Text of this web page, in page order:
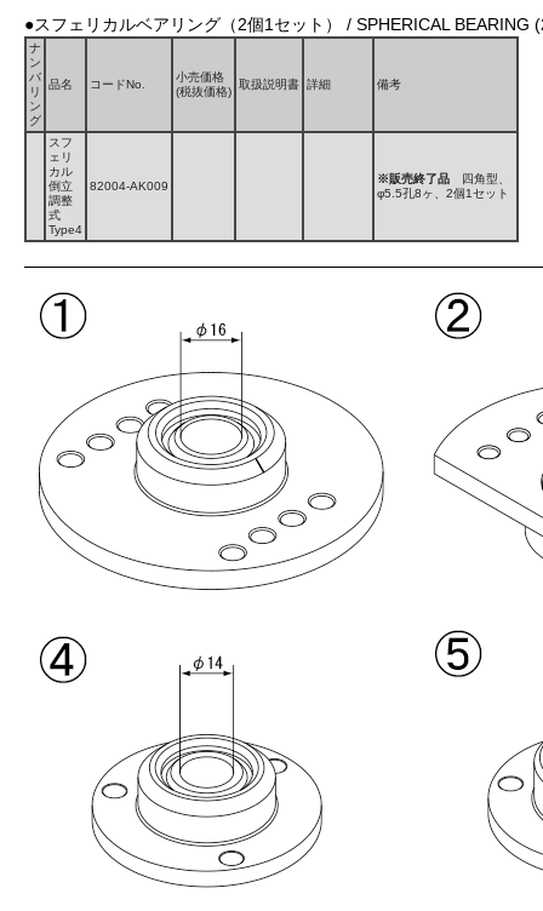
●スフェリカルベアリング（2個1セット） / SPHERICAL BEARING
ナ
ン
バ
リ
ン
グ
品名 コードNo.
小売価格
(税抜価格)
取扱説明書 詳細 備考
スフ
ェリ
カル
倒立
調整
式
Type4
82004-AK009
※販売終了品 四角型、
φ5.5孔8ヶ、2個1セット